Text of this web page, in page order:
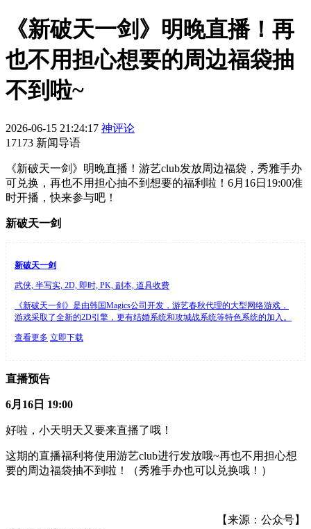
《新破天一剑》明晚直播！再
也不用担心想要的周边福袋抽
不到啦~
2026-06-15 21:24:17 神评论
17173 新闻导语
《新破天一剑》明晚直播！游艺club发放周边福袋，秀雅手办
可兑换，再也不用担心抽不到想要的福利啦！6月16日19:00准
时开播，快来参与吧！
新破天一剑
新破天一剑
武侠, 半写实, 2D, 即时, PK, 副本, 道具收费
《新破天一剑》是由韩国Magics公司开发，游艺春秋代理的大型网络游戏，
游戏采取了全新的2D引擎，更有结婚系统和攻城战系统等特色系统的加入。
查看更多 立即下载
直播预告
6月16日 19:00
好啦，小天明天又要来直播了哦！
这期的直播福利将使用游艺club进行发放哦~再也不用担心想
要的周边福袋抽不到啦！（秀雅手办也可以兑换哦！）
【来源：公众号】